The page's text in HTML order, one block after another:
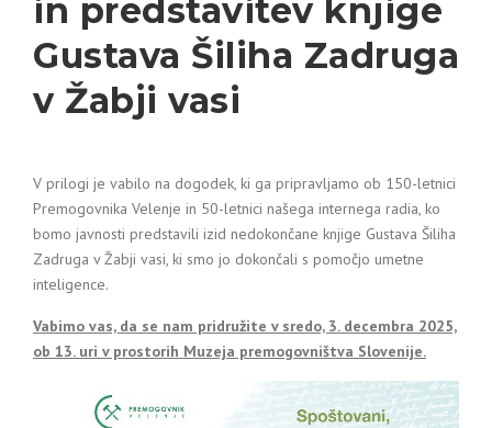
in predstavitev knjige
Gustava Šiliha Zadruga
v Žabji vasi
V prilogi je vabilo na dogodek, ki ga pripravljamo ob 150-letnici
Premogovnika Velenje in 50-letnici našega internega radia, ko
bomo javnosti predstavili izid nedokončane knjige Gustava Šiliha
Zadruga v Žabji vasi, ki smo jo dokončali s pomočjo umetne
inteligence.
Vabimo vas, da se nam pridružite v sredo, 3. decembra 2025,
ob 13. uri v prostorih Muzeja premogovništva Slovenije.